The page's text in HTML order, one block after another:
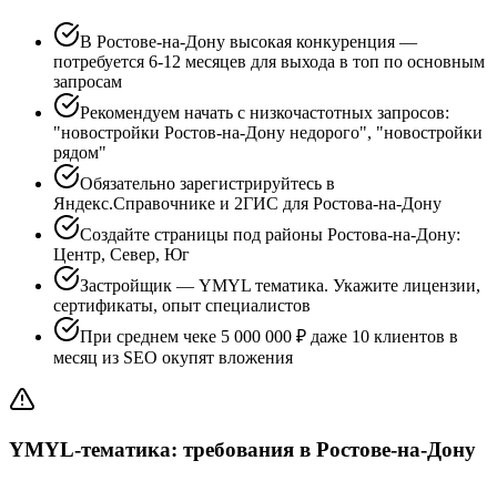
В Ростове-на-Дону высокая конкуренция —
потребуется 6-12 месяцев для выхода в топ по основным
запросам
Рекомендуем начать с низкочастотных запросов:
"новостройки Ростов-на-Дону недорого", "новостройки
рядом"
Обязательно зарегистрируйтесь в
Яндекс.Справочнике и 2ГИС для Ростова-на-Дону
Создайте страницы под районы Ростова-на-Дону:
Центр, Север, Юг
Застройщик — YMYL тематика. Укажите лицензии,
сертификаты, опыт специалистов
При среднем чеке 5 000 000 ₽ даже 10 клиентов в
месяц из SEO окупят вложения
YMYL-тематика: требования в Ростове-на-Дону